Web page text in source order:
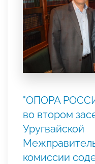
"ОПОРА
во втором
Уругвайской
комиссии